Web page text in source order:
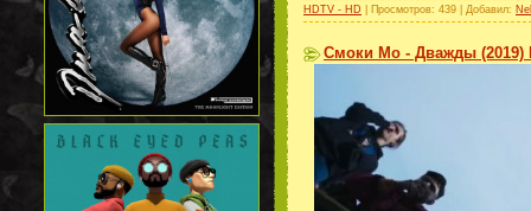
HDTV - HD | Просмотров: 439 | Добавил:
Смоки Мо - Дважды (2019)